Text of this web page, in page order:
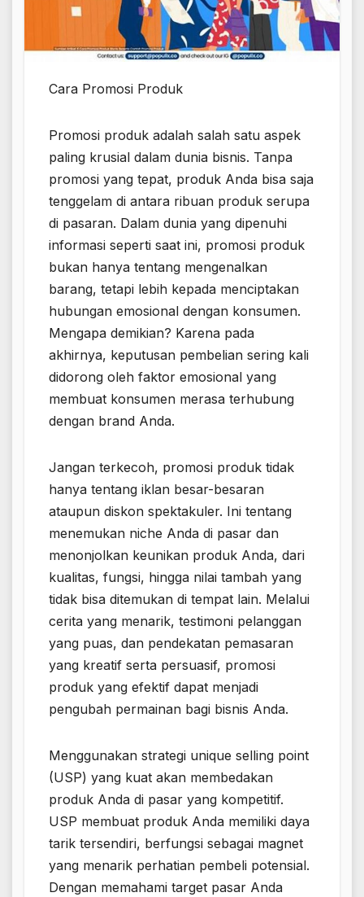
Cara Promosi Produk
Promosi produk adalah salah satu aspek
paling krusial dalam dunia bisnis. Tanpa
promosi yang tepat, produk Anda bisa saja
tenggelam di antara ribuan produk serupa
di pasaran. Dalam dunia yang dipenuhi
informasi seperti saat ini, promosi produk
bukan hanya tentang mengenalkan
barang, tetapi lebih kepada menciptakan
hubungan emosional dengan konsumen.
Mengapa demikian? Karena pada
akhirnya, keputusan pembelian sering kali
didorong oleh faktor emosional yang
membuat konsumen merasa terhubung
dengan brand Anda.
Jangan terkecoh, promosi produk tidak
hanya tentang iklan besar-besaran
ataupun diskon spektakuler. Ini tentang
menemukan niche Anda di pasar dan
menonjolkan keunikan produk Anda, dari
kualitas, fungsi, hingga nilai tambah yang
tidak bisa ditemukan di tempat lain. Melalui
cerita yang menarik, testimoni pelanggan
yang puas, dan pendekatan pemasaran
yang kreatif serta persuasif, promosi
produk yang efektif dapat menjadi
pengubah permainan bagi bisnis Anda.
Menggunakan strategi unique selling point
(USP) yang kuat akan membedakan
produk Anda di pasar yang kompetitif.
USP membuat produk Anda memiliki daya
tarik tersendiri, berfungsi sebagai magnet
yang menarik perhatian pembeli potensial.
Dengan memahami target pasar Anda